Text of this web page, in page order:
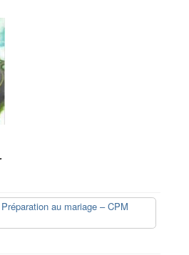
Préparation au mariage – CPM